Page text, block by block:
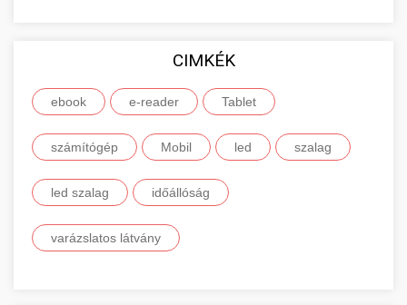
CIMKÉK
ebook e-reader Tablet
számítógép Mobil led szalag
led szalag időállóság
varázslatos látvány